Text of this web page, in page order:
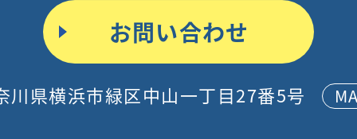
お問い合わせ
川県横浜市緑区中山一丁目27番5号